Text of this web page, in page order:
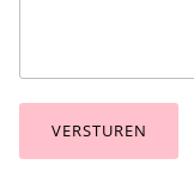
VERSTUREN